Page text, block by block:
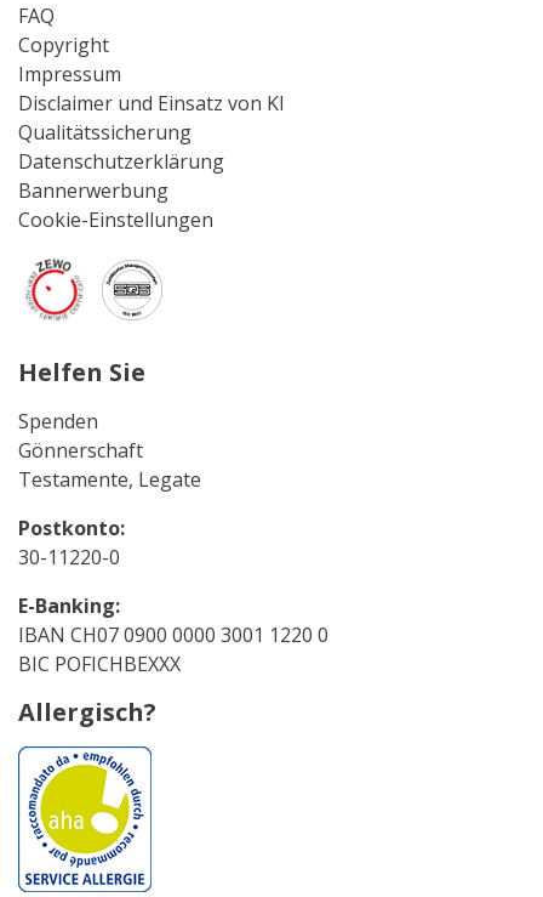
FAQ
Copyright
Impressum
Disclaimer und Einsatz von KI
Qualitätssicherung
Datenschutzerklärung
Bannerwerbung
Cookie-Einstellungen
Helfen Sie
Spenden
Gönnerschaft
Testamente, Legate
Postkonto:
30-11220-0
E-Banking:
IBAN CH07 0900 0000 3001 1220 0
BIC POFICHBEXXX
Allergisch?